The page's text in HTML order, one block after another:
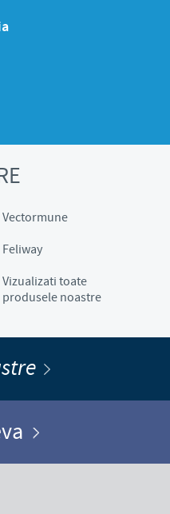
Vectormune
Feliway
Vizualizati toate
produsele noastre